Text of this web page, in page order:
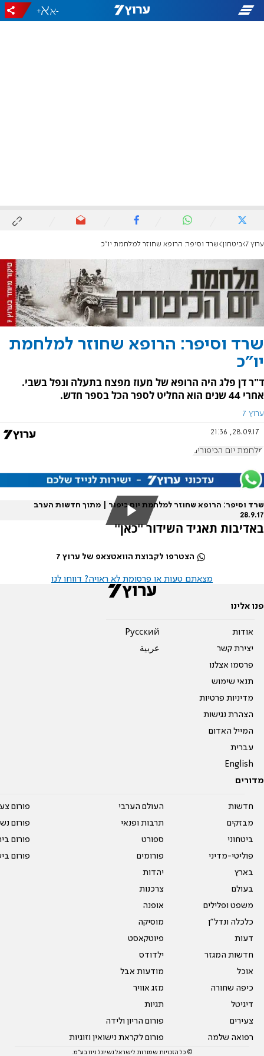
-
+
ערוץ 7 ביטחון שרד וסיפר: הרופא שחוזר למלחמת יו"כ
שרד וסיפר: הרופא שחוזר למלחמת
יו"כ
ד"ר דן פלג היה הרופא של מעוז מפצח בתעלה ונפל בשבי.
אחרי 44 שנים הוא החליט לספר הכל בספר חדש.
ערוץ 7
28.09.17, 21:36
מלחמת יום הכיפורים
שרד וסיפר: הרופא שחוזר למלחמת יום כיפור | מתוך חדשות הערב
28.9.17
באדיבות תאגיד השידור ''כאן''
הצטרפו לקבוצת הוואטצאפ של ערוץ 7
מצאתם טעות או פרסומת לא ראויה? דווחו לנו
פנו אלינו
אודות
יצירת קשר
פרסמו אצלנו
תנאי שימוש
מדיניות פרטיות
הצהרת נגישות
המייל האדום
עברית
English
Pусский
عربية
מדורים
חדשות
מבזקים
ביטחוני
פוליטי-מדיני
בארץ
בעולם
משפט ופלילים
כלכלה ונדל"ן
דעות
חדשות המגזר
אוכל
כיפה שחורה
דיגיטל
צעירים
רפואה שלמה
העולם הערבי
תרבות ופנאי
ספורט
פורומים
יהדות
צרכנות
אופנה
מוסיקה
פיוטקאסט
ילדודס
מודעות אבל
מזג אוויר
תגיות
פורום הריון ולידה
פורום לקראת נישואין וזוגיות
פורום
פורום
פורום
פורום
© כל הזכויות שמורות לישראל נשיונל ניוז בע"מ.